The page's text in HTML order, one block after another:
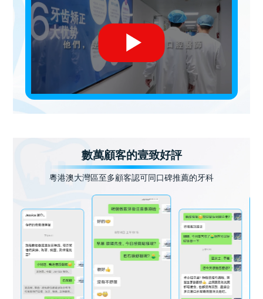
數萬顧客的壹致好評
粵港澳大灣區至多顧客認可同口碑推薦的牙科